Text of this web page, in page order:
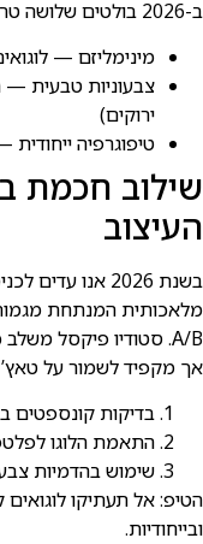
ב-2026 בולטים שלושה טרנדים עיקריים:
מינימליזם —
צבעוניות טבעית —
ירוקים)
טיפוגרפיה
שילוב חכמת
העיצוב
בשנת 2026 אנו
מלאכותית המנתחת
אך מקפיד לשמור על טאץ’
בדיקות קונספטים
התאמת הלוגו
שימוש בהדמיות צבע
הטיפ: אל תעתיקו
ובייחודיות.